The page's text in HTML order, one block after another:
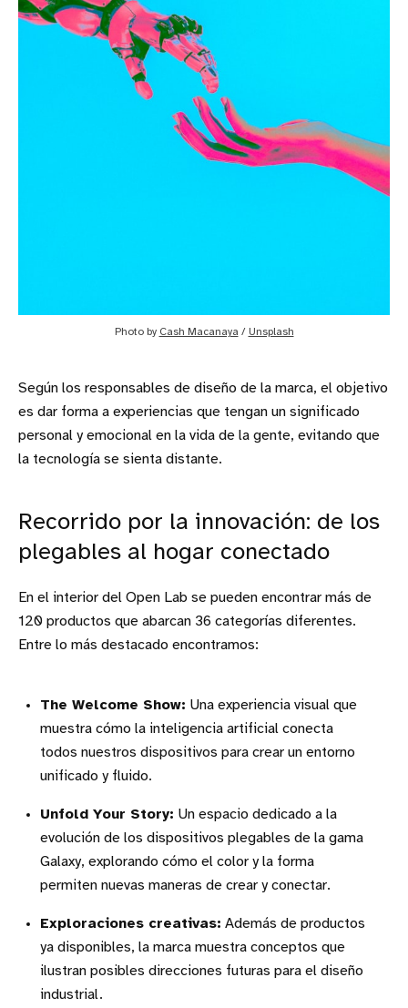
Photo by Cash Macanaya / Unsplash
Según los responsables de diseño de la marca, el objetivo
es dar forma a experiencias que tengan un significado
personal y emocional en la vida de la gente, evitando que
la tecnología se sienta distante.
Recorrido por la innovación: de los
plegables al hogar conectado
En el interior del Open Lab se pueden encontrar más de
120 productos que abarcan 36 categorías diferentes.
Entre lo más destacado encontramos:
The Welcome Show: Una experiencia visual que
muestra cómo la inteligencia artificial conecta
todos nuestros dispositivos para crear un entorno
unificado y fluido.
Unfold Your Story: Un espacio dedicado a la
evolución de los dispositivos plegables de la gama
Galaxy, explorando cómo el color y la forma
permiten nuevas maneras de crear y conectar.
Exploraciones creativas: Además de productos
ya disponibles, la marca muestra conceptos que
ilustran posibles direcciones futuras para el diseño
industrial.